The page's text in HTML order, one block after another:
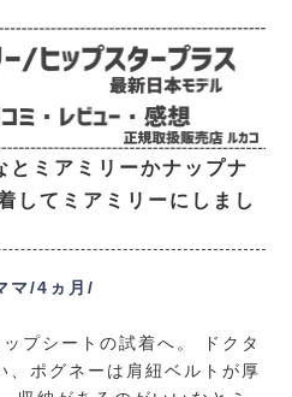
とミアミリーかナップナ
してミアミリーにしまし
マ/4ヵ月/
プシートの試着へ。 ドクタ
、ポグネーは肩紐ベルトが厚